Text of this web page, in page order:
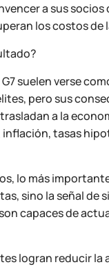
a sus socios
los costos de
suelen verse
pero sus
a la
tasas
lo más
sino la señal de
capaces de
logran reducir la